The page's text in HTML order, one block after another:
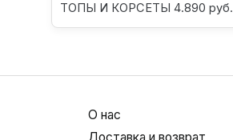
ТОПЫ И КОРСЕТЫ 4.890 руб.
О нас